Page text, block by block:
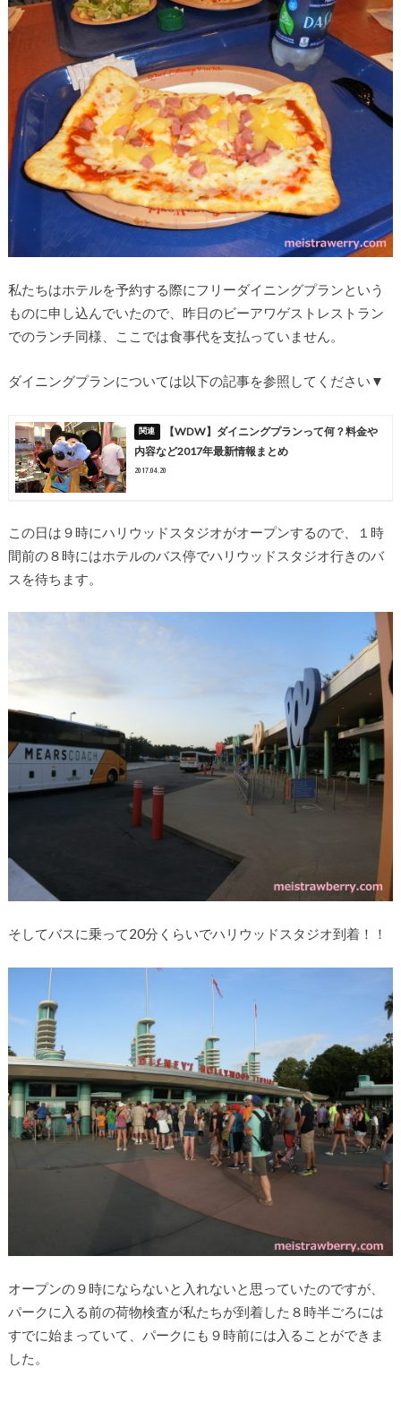
私たちはホテルを予約する際にフリーダイニングプランという
ものに申し込んでいたので、昨日のビーアワゲストレストラン
でのランチ同様、ここでは食事代を支払っていません。
ダイニングプランについては以下の記事を参照してください▼
【WDW】ダイニングプランって何？料金や
内容など2017年最新情報まとめ
2017.04.20
この日は９時にハリウッドスタジオがオープンするので、１時
間前の８時にはホテルのバス停でハリウッドスタジオ行きのバ
スを待ちます。
そしてバスに乗って20分くらいでハリウッドスタジオ到着！！
オープンの９時にならないと入れないと思っていたのですが、
パークに入る前の荷物検査が私たちが到着した８時半ごろには
すでに始まっていて、パークにも９時前には入ることができま
した。